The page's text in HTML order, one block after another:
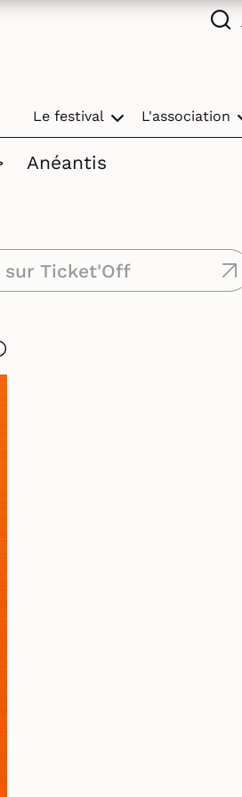
Le festival L'association
Anéantis
sur Ticket'Off